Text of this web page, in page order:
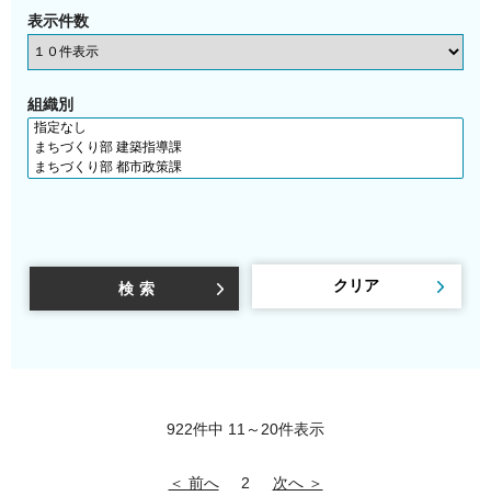
表示件数
組織別
922件中 11～20件表示
＜ 前へ 2 次へ ＞